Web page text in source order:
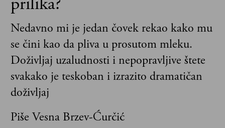
Nedavno mi je jedan čovek rekao kako mu
se čini kao da pliva u prosutom mleku.
Doživljaj uzaludnosti i nepopravljive štete
svakako je teskoban i izrazito dramatičan
doživljaj
Piše Vesna Brzev-Ćurčić